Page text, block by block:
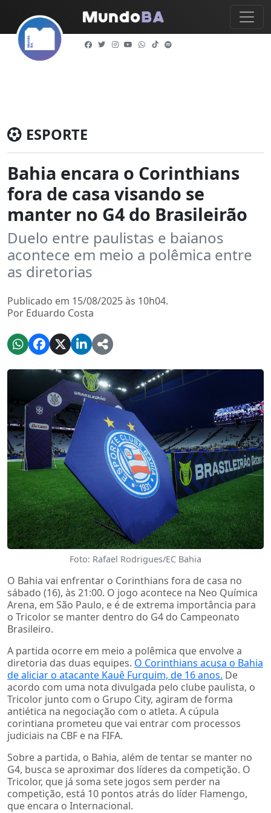
ESPORTE
Bahia encara o Corinthians
fora de casa visando se
manter no G4 do Brasileirão
Duelo entre paulistas e baianos
acontece em meio a polêmica entre
as diretorias
Publicado em 15/08/2025 às 10h04.
Por Eduardo Costa
Foto: Rafael Rodrigues/EC Bahia
O Bahia vai enfrentar o Corinthians fora de casa no
sábado (16), às 21:00. O jogo acontece na Neo Química
Arena, em São Paulo, e é de extrema importância para
o Tricolor se manter dentro do G4 do Campeonato
Brasileiro.
A partida ocorre em meio a polêmica que envolve a
diretoria das duas equipes. O Corinthians acusa o Bahia
de aliciar o atacante Kauê Furquim, de 16 anos. De
acordo com uma nota divulgada pelo clube paulista, o
Tricolor junto com o Grupo City, agiram de forma
antiética na negociação com o atleta. A cúpula
corintiana prometeu que vai entrar com processos
judiciais na CBF e na FIFA.
Sobre a partida, o Bahia, além de tentar se manter no
G4, busca se aproximar dos líderes da competição. O
Tricolor, que já soma sete jogos sem perder na
competição, está 10 pontos atrás do líder Flamengo,
que encara o Internacional.